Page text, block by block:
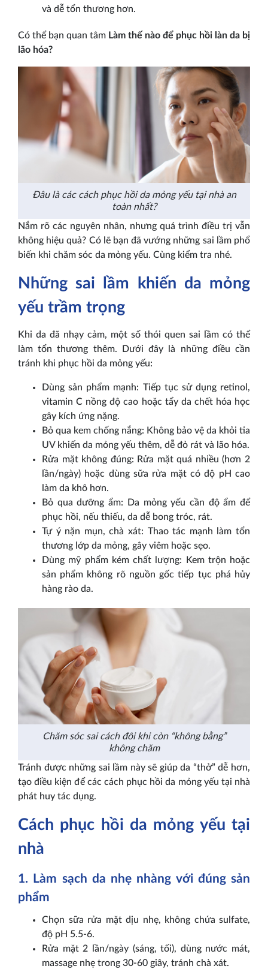
và dễ tổn thương hơn.
Có thể bạn quan tâm Làm thế nào để phục hồi làn da bị
lão hóa?
Đâu là các cách phục hồi da mỏng yếu tại nhà an
toàn nhất?
Nắm rõ các nguyên nhân, nhưng quá trình điều trị vẫn
không hiệu quả? Có lẽ bạn đã vướng những sai lầm phổ
biến khi chăm sóc da mỏng yếu. Cùng kiểm tra nhé.
Những sai lầm khiến da mỏng
yếu trầm trọng
Khi da đã nhạy cảm, một số thói quen sai lầm có thể
làm tổn thương thêm. Dưới đây là những điều cần
tránh khi phục hồi da mỏng yếu:
Dùng sản phẩm mạnh: Tiếp tục sử dụng retinol,
vitamin C nồng độ cao hoặc tẩy da chết hóa học
gây kích ứng nặng.
Bỏ qua kem chống nắng: Không bảo vệ da khỏi tia
UV khiến da mỏng yếu thêm, dễ đỏ rát và lão hóa.
Rửa mặt không đúng: Rửa mặt quá nhiều (hơn 2
lần/ngày) hoặc dùng sữa rửa mặt có độ pH cao
làm da khô hơn.
Bỏ qua dưỡng ẩm: Da mỏng yếu cần độ ẩm để
phục hồi, nếu thiếu, da dễ bong tróc, rát.
Tự ý nặn mụn, chà xát: Thao tác mạnh làm tổn
thương lớp da mỏng, gây viêm hoặc sẹo.
Dùng mỹ phẩm kém chất lượng: Kem trộn hoặc
sản phẩm không rõ nguồn gốc tiếp tục phá hủy
hàng rào da.
Chăm sóc sai cách đôi khi còn “không bằng”
không chăm
Tránh được những sai lầm này sẽ giúp da “thở” dễ hơn,
tạo điều kiện để các cách phục hồi da mỏng yếu tại nhà
phát huy tác dụng.
Cách phục hồi da mỏng yếu tại
nhà
1. Làm sạch da nhẹ nhàng với đúng sản
phẩm
Chọn sữa rửa mặt dịu nhẹ, không chứa sulfate,
độ pH 5.5-6.
Rửa mặt 2 lần/ngày (sáng, tối), dùng nước mát,
massage nhẹ trong 30-60 giây, tránh chà xát.